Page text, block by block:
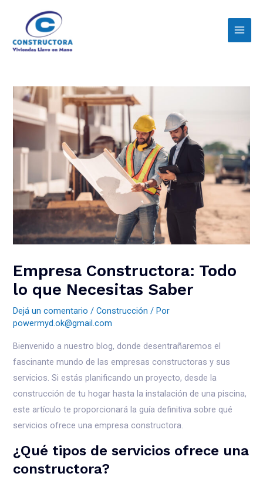
Empresa Constructora: Todo
lo que Necesitas Saber
Dejá un comentario /Construcción / Por
powermyd.ok@gmail.com
Bienvenido a nuestro blog, donde desentrañaremos el
fascinante mundo de las empresas constructoras y sus
servicios. Si estás planificando un proyecto, desde la
construcción de tu hogar hasta la instalación de una piscina,
este artículo te proporcionará la guía definitiva sobre qué
servicios ofrece una empresa constructora.
¿Qué tipos de servicios ofrece una
constructora?